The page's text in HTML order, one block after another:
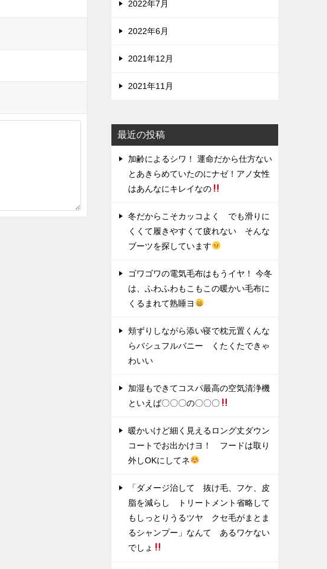
2022年7月
2022年6月
2021年12月
2021年11月
最近の投稿
加齢によるシワ！ 運命だから仕方ない
とあきらめていたのにナゼ！アノ女性
はあんなにキレイなの
冬だからこそカッコよく でも滑りに
くくて履きやすくて疲れない そんな
ブーツを探しています
ゴワゴワの電気毛布はもうイヤ！ 今冬
は、ふわふわもこもこの暖かい毛布に
くるまれて熟睡ヨ
頬ずりしながら添い寝で枕元置くんな
らバシュフルバニー くたくたできゃ
わいい
加湿もできてコスパ最高の空気清浄機
といえば〇〇〇の〇〇〇
暖かいけど細く見えるロング丈ダウン
コートでお出かけヨ！ フードは取り
外しOKにしてネ
「ダメージ治して 抜け毛、フケ、皮
脂を減らし トリートメント省略して
もしっとりうるツヤ クセ毛がまとま
るシャンプー」なんて あるワケない
でしょ